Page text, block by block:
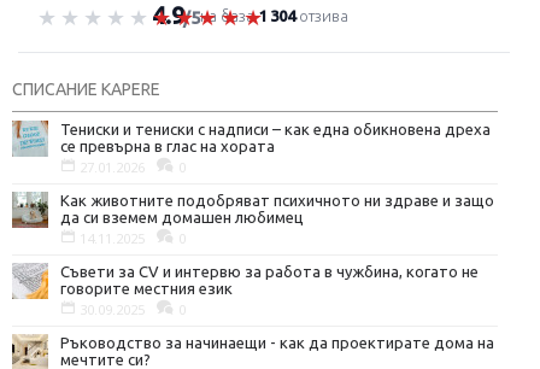
Оценка 4.9 от 5
4.9/5на база1 304отзива
СПИСАНИЕ KAPERE
Тениски и тениски с надписи – как една обикновена дреха
се превърна в глас на хората
27.01.2026 0
Как животните подобряват психичното ни здраве и защо
да си вземем домашен любимец
14.11.2025 0
Съвети за CV и интервю за работа в чужбина, когато не
говорите местния език
30.09.2025 0
Ръководство за начинаещи - как да проектирате дома на
мечтите си?